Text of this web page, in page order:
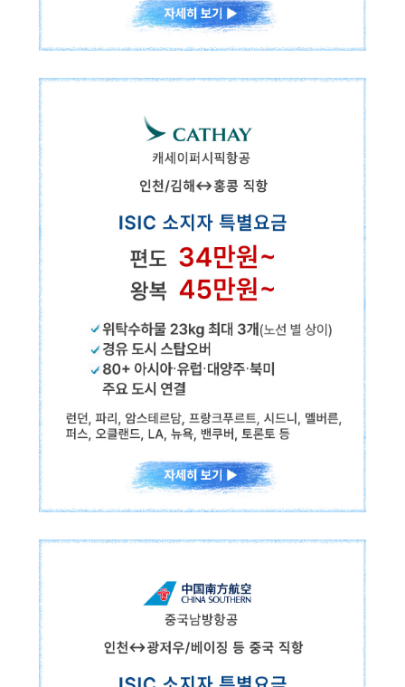
스칸디나비아항공
유럽↔유럽/유럽↔북미 취항
✓위탁수하물 23kg x 1개
✓경유 도시 스탑오버
✓120+ 유럽·북미·아시아 주요 도시 연결
ISIC 소지자 특별요금
편도
왕복30만원~
코펜하겐, 스톡홀름, 오슬로, 헬싱키, 런던, 파리, 암스테르담, 베를린
캐세이퍼시픽항공
인천/김해↔홍콩 직항
✓위탁수하물 23kg 최대 3개
✓경유 도시 스탑오버
✓80+ 아시아·유럽·대양주·북미 주요 도시 연결